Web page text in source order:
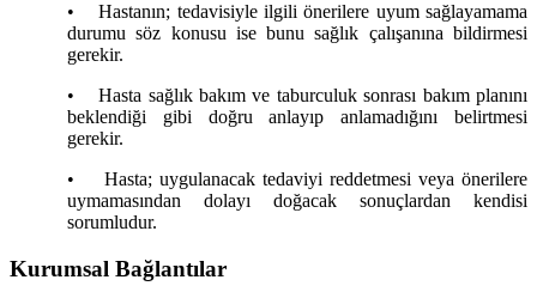
•
Hastanın; tedavisiyle ilgili önerilere uyum sağlayamama
durumu söz konusu ise bunu sağlık çalışanına bildirmesi
gerekir.
•
Hasta sağlık bakım ve taburculuk sonrası bakım planını
beklendiği gibi doğru anlayıp anlamadığını belirtmesi
gerekir.
•
Hasta; uygulanacak tedaviyi reddetmesi veya önerilere
uymamasından dolayı doğacak sonuçlardan kendisi
sorumludur.
Kurumsal Bağlantılar